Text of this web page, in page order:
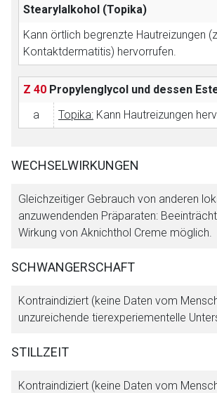
Stearylalkohol (Topika)
Kann örtlich begrenzte Hautreizungen
Kontaktdermatitis) hervorrufen.
Z 40 Propylenglycol und dessen
a
Topika: Kann Hautreizungen
WECHSELWIRKUNGEN
Gleichzeitiger Gebrauch von anderen
anzuwendenden Präparaten:
Wirkung von Aknichthol Creme möglich.
SCHWANGERSCHAFT
Kontraindiziert (keine Daten vom
unzureichende tierexperiementelle
STILLZEIT
Kontraindiziert (keine Daten vom